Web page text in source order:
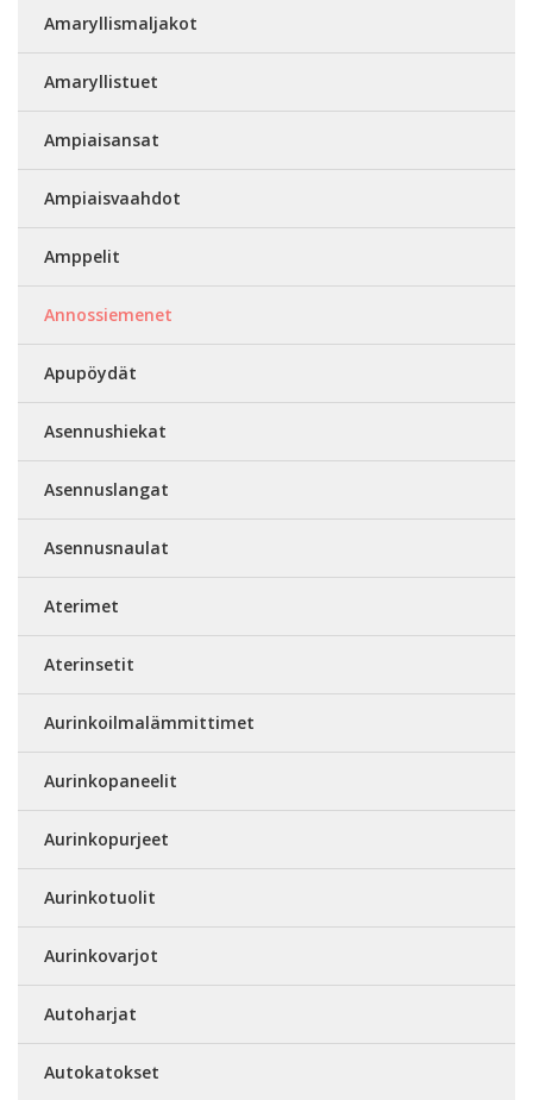
Amaryllismaljakot
Amaryllistuet
Ampiaisansat
Ampiaisvaahdot
Amppelit
Annossiemenet
Apupöydät
Asennushiekat
Asennuslangat
Asennusnaulat
Aterimet
Aterinsetit
Aurinkoilmalämmittimet
Aurinkopaneelit
Aurinkopurjeet
Aurinkotuolit
Aurinkovarjot
Autoharjat
Autokatokset